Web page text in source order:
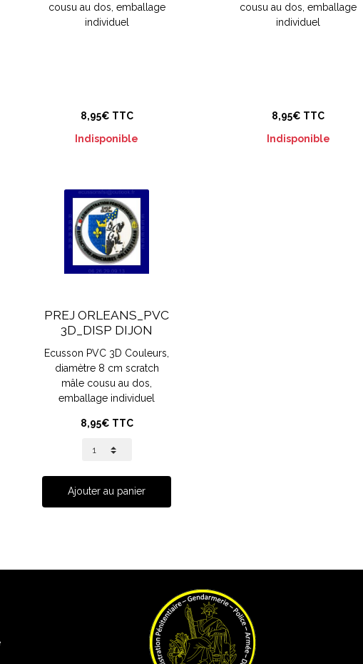
cousu au dos, emballage
individuel
8,95€ TTC
Indisponible
cousu au dos, emballage
individuel
8,95€ TTC
Indisponible
PREJ ORLEANS_PVC
3D_DISP DIJON
Ecusson PVC 3D Couleurs,
diamètre 8 cm scratch
mâle cousu au dos,
emballage individuel
8,95€ TTC
Ajouter au panier